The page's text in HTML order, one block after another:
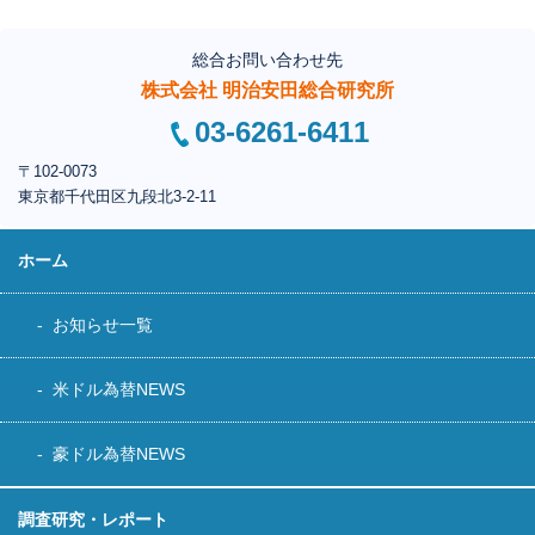
総合お問い合わせ先
株式会社 明治安田総合研究所
03-6261-6411
〒102-0073
東京都千代田区九段北3-2-11
ホーム
お知らせ一覧
米ドル為替NEWS
豪ドル為替NEWS
調査研究・レポート